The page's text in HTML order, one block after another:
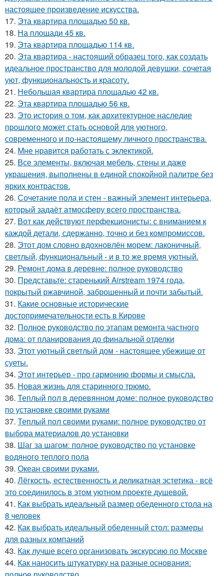
настоящее произведение искусства.
17. Эта квартира площадью 50 кв.
18. На площади 45 кв.
19. Эта квартира площадью 114 кв.
20. Эта квартира - настоящий образец того, как создать
идеальное пространство для молодой девушки, сочетая
уют, функциональность и красоту.
21. Небольшая квартира площадью 42 кв.
22. Эта квартира площадью 56 кв.
23. Это история о том, как архитектурное наследие
прошлого может стать основой для уютного,
современного и по-настоящему личного пространства.
24. Мне нравится работать с эклектикой.
25. Все элементы, включая мебель, стены и даже
украшения, выполнены в единой спокойной палитре без
ярких контрастов.
26. Сочетание пола и стен - важный элемент интерьера,
который задаёт атмосферу всего пространства.
27. Вот как действуют перфекционисты: с вниманием к
каждой детали, сдержанно, точно и без компромиссов.
28. Этот дом словно вдохновлён морем: лаконичный,
светлый, функциональный - и в то же время уютный.
29. Ремонт дома в деревне: полное руководство
30. Представьте: старенький Airstream 1974 года,
покрытый ржавчиной, заброшенный и почти забытый.
31. Какие основные исторические
достопримечательности есть в Кирове
32. Полное руководство по этапам ремонта частного
дома: от планирования до финальной отделки
33. Этот уютный светлый дом - настоящее убежище от
суеты.
34. Этот интерьер - про гармонию формы и смысла.
35. Новая жизнь для старинного трюмо.
36. Теплый пол в деревянном доме: полное руководство
по установке своими руками
37. Теплый пол своими руками: полное руководство от
выбора материалов до установки
38. Шаг за шагом: полное руководство по установке
водяного теплого пола
39. Океан своими руками.
40. Лёгкость, естественность и деликатная эстетика - всё
это соединилось в этом уютном проекте душевой.
41. Как выбрать идеальный размер обеденного стола на
8 человек
42. Как выбрать идеальный обеденный стол: размеры
для разных компаний
43. Как лучше всего организовать экскурсию по Москве
44. Как наносить штукатурку на разные основания: